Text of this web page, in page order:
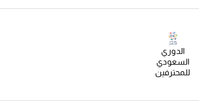
الدوري
السعودي
للمحترفين